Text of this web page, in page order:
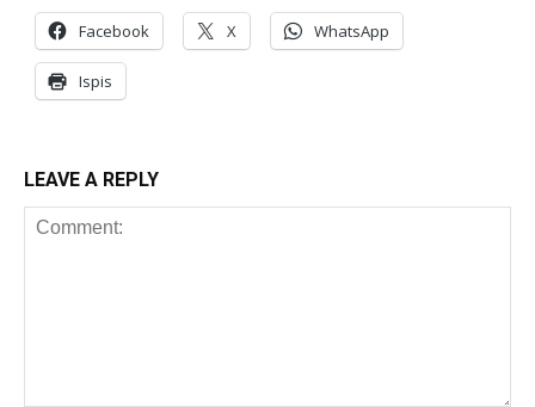
Facebook X WhatsApp
Ispis
LEAVE A REPLY